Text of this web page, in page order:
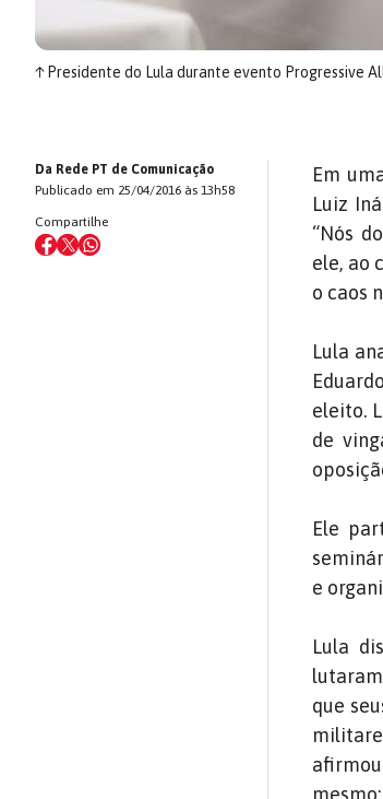
↑Presidente do Lula durante evento Progressive
Da Rede PT de Comunicação
Publicado em 25/04/2016 às 13h58
Compartilhe
Em
Luiz
“Nós
ele, ao
o caos
Lula
eleito.
de
Ele
e
Lula
que
mesmo: